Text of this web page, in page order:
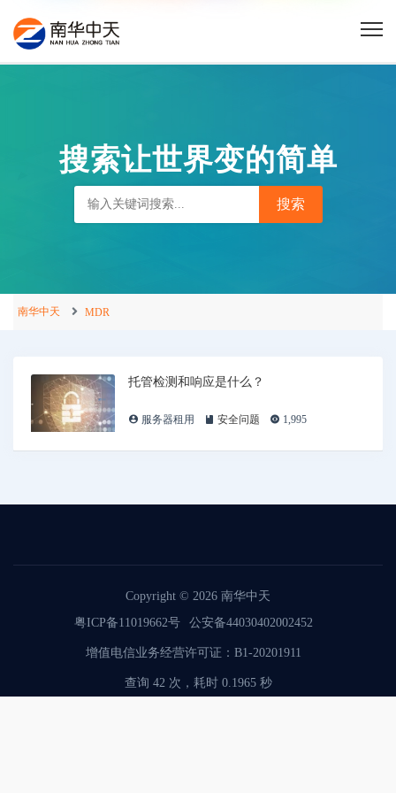
搜索让世界变的简单
南华中天 MDR
托管检测和响应是什么？
服务器租用 安全问题 1,995
Copyright © 2026 南华中天
粤ICP备11019662号
公安备44030402002452
增值电信业务经营许可证：B1-20201911
查询 42 次，耗时 0.1965 秒